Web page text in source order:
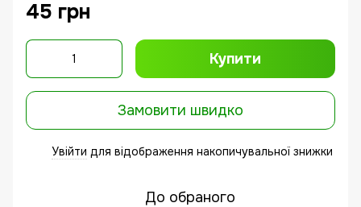
45 грн
Купити
Замовити швидко
Увійти для відображення накопичувальної знижки
До обраного